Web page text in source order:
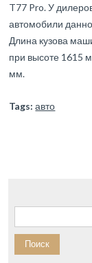
T77 Pro. У
автомобили
Длина кузова
при высоте 1615
мм.
Tags: авто
Найти: